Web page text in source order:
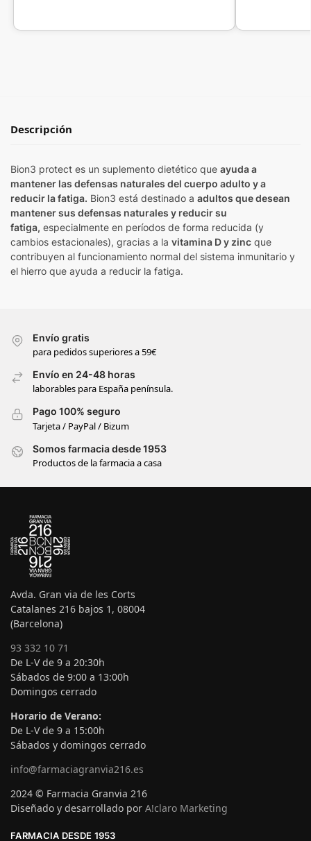
Descripción
Bion3 protect es un suplemento dietético que ayuda a
mantener las defensas naturales del cuerpo adulto y a
reducir la fatiga. Bion3 está destinado a adultos que desean
mantener sus defensas naturales y reducir su
fatiga, especialmente en períodos de forma reducida (y
cambios estacionales), gracias a la vitamina D y zinc que
contribuyen al funcionamiento normal del sistema inmunitario y
el hierro que ayuda a reducir la fatiga.
Envío gratis
para pedidos superiores a 59€
Envío en 24-48 horas
laborables para España península.
Pago 100% seguro
Tarjeta / PayPal / Bizum
Somos farmacia desde 1953
Productos de la farmacia a casa
Avda. Gran via de les Corts
Catalanes 216 bajos 1, 08004
(Barcelona)
93 332 10 71
De L-V de 9 a 20:30h
Sábados de 9:00 a 13:00h
Domingos cerrado
Horario de Verano:
De L-V de 9 a 15:00h
Sábados y domingos cerrado
info@farmaciagranvia216.es
2024 © Farmacia Granvia 216
Diseñado y desarrollado por A!claro Marketing
FARMACIA DESDE 1953